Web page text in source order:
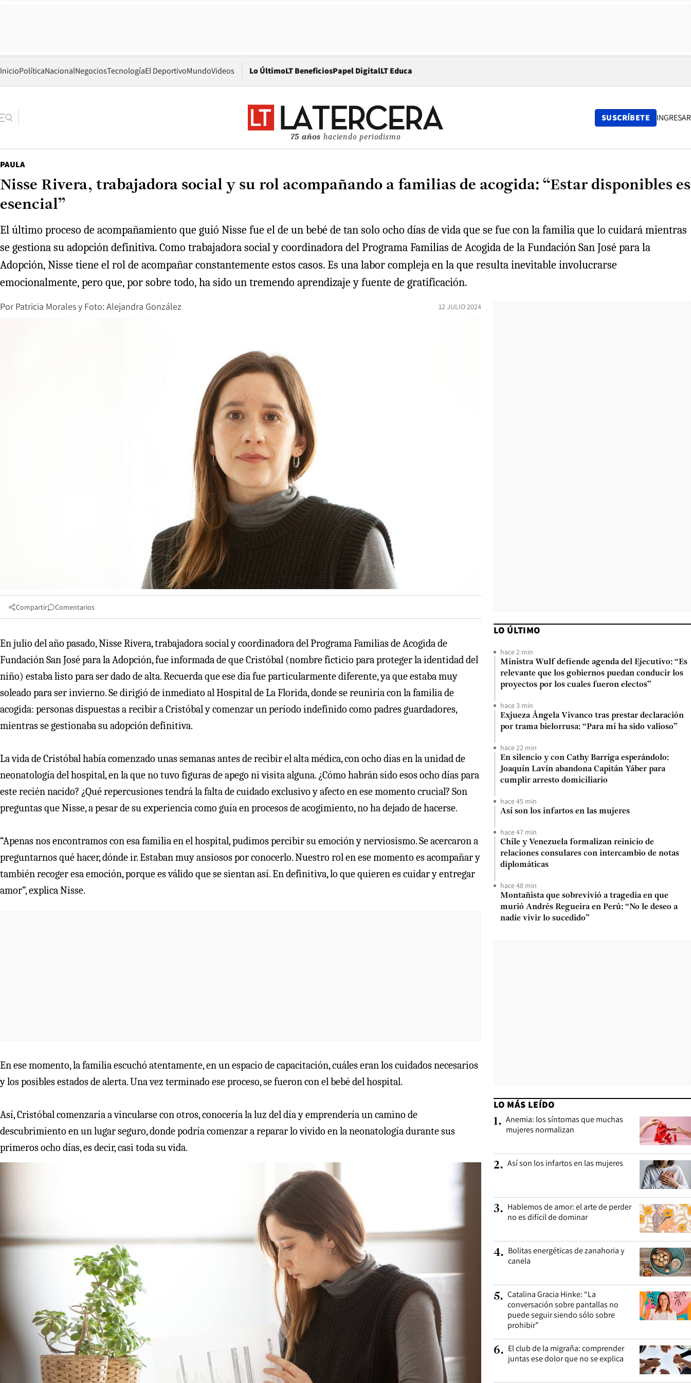
InicioPolíticaNacionalNegociosTecnologíaEl DeportivoMundoVideos Lo ÚltimoLT BeneficiosPapel DigitalOpens in new window
LT Educa
75 años haciendo periodismo
SUSCRÍBETE INGRESAR
PAULA
Nisse Rivera, trabajadora social y su rol acompañando a familias de acogida: “Estar disponibles es
esencial”
El último proceso de acompañamiento que guió Nisse fue el de un bebé de tan solo ocho días de vida que se fue con la familia que lo cuidará mientras
se gestiona su adopción definitiva. Como trabajadora social y coordinadora del Programa Familias de Acogida de la Fundación San José para la
Adopción, Nisse tiene el rol de acompañar constantemente estos casos. Es una labor compleja en la que resulta inevitable involucrarse
emocionalmente, pero que, por sobre todo, ha sido un tremendo aprendizaje y fuente de gratificación.
Por Patricia Moralesy Foto: Alejandra González 12 JULIO 2024
Compartir Comentarios
En julio del año pasado, Nisse Rivera, trabajadora social y coordinadora del Programa Familias de Acogida de
Fundación San José para la Adopción, fue informada de que Cristóbal (nombre ficticio para proteger la identidad del
niño) estaba listo para ser dado de alta. Recuerda que ese día fue particularmente diferente, ya que estaba muy
soleado para ser invierno. Se dirigió de inmediato al Hospital de La Florida, donde se reuniría con la familia de
acogida: personas dispuestas a recibir a Cristóbal y comenzar un período indefinido como padres guardadores,
mientras se gestionaba su adopción definitiva.
La vida de Cristóbal había comenzado unas semanas antes de recibir el alta médica, con ocho días en la unidad de
neonatología del hospital, en la que no tuvo figuras de apego ni visita alguna. ¿Cómo habrán sido esos ocho días para
este recién nacido? ¿Qué repercusiones tendrá la falta de cuidado exclusivo y afecto en ese momento crucial? Son
preguntas que Nisse, a pesar de su experiencia como guía en procesos de acogimiento, no ha dejado de hacerse.
“Apenas nos encontramos con esa familia en el hospital, pudimos percibir su emoción y nerviosismo. Se acercaron a
preguntarnos qué hacer, dónde ir. Estaban muy ansiosos por conocerlo. Nuestro rol en ese momento es acompañar y
también recoger esa emoción, porque es válido que se sientan así. En definitiva, lo que quieren es cuidar y entregar
amor”, explica Nisse.
En ese momento, la familia escuchó atentamente, en un espacio de capacitación, cuáles eran los cuidados necesarios
y los posibles estados de alerta. Una vez terminado ese proceso, se fueron con el bebé del hospital.
Así, Cristóbal comenzaría a vincularse con otros, conocería la luz del día y emprendería un camino de
descubrimiento en un lugar seguro, donde podría comenzar a reparar lo vivido en la neonatología durante sus
primeros ocho días, es decir, casi toda su vida.
LO ÚLTIMO
hace 2 min
Ministra Wulf defiende agenda del Ejecutivo: “Es
relevante que los gobiernos puedan conducir los
proyectos por los cuales fueron electos”
hace 3 min
Exjueza Ángela Vivanco tras prestar declaración
por trama bielorrusa: “Para mí ha sido valioso”
hace 22 min
En silencio y con Cathy Barriga esperándolo:
Joaquín Lavín abandona Capitán Yáber para
cumplir arresto domiciliario
hace 45 min
Así son los infartos en las mujeres
hace 47 min
Chile y Venezuela formalizan reinicio de
relaciones consulares con intercambio de notas
diplomáticas
hace 48 min
Montañista que sobrevivió a tragedia en que
murió Andrés Regueira en Perú: “No le deseo a
nadie vivir lo sucedido”
LO MÁS LEÍDO
1. Anemia: los síntomas que muchas
mujeres normalizan
2. Así son los infartos en las mujeres
3. Hablemos de amor: el arte de perder
no es difícil de dominar
4. Bolitas energéticas de zanahoria y
canela
5. Catalina Gracia Hinke: “La
conversación sobre pantallas no
puede seguir siendo sólo sobre
prohibir”
6. El club de la migraña: comprender
juntas ese dolor que no se explica